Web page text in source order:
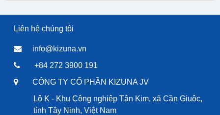
Liên hệ chúng tôi
info@kizuna.vn
+84 272 3900 191
CÔNG TY CỔ PHẦN KIZUNA JV
Lô K - Khu Công nghiệp Tân Kim, xã Cần Giuộc,
tỉnh Tây Ninh, Việt Nam